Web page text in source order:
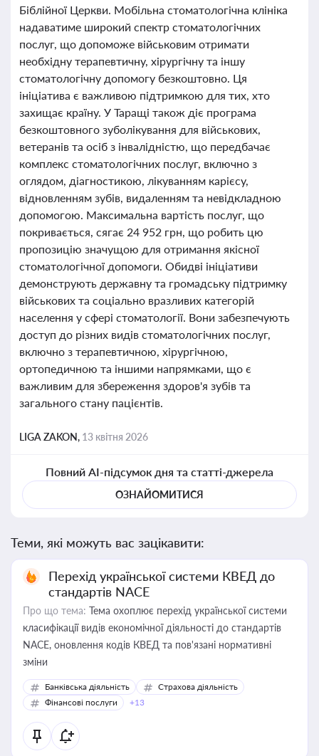
Біблійної Церкви. Мобільна стоматологічна клініка
надаватиме широкий спектр стоматологічних
послуг, що допоможе військовим отримати
необхідну терапевтичну, хірургічну та іншу
стоматологічну допомогу безкоштовно. Ця
ініціатива є важливою підтримкою для тих, хто
захищає країну. У Таращі також діє програма
безкоштовного зуболікування для військових,
ветеранів та осіб з інвалідністю, що передбачає
комплекс стоматологічних послуг, включно з
оглядом, діагностикою, лікуванням карієсу,
відновленням зубів, видаленням та невідкладною
допомогою. Максимальна вартість послуг, що
покривається, сягає 24 952 грн, що робить цю
пропозицію значущою для отримання якісної
стоматологічної допомоги. Обидві ініціативи
демонструють державну та громадську підтримку
військових та соціально вразливих категорій
населення у сфері стоматології. Вони забезпечують
доступ до різних видів стоматологічних послуг,
включно з терапевтичною, хірургічною,
ортопедичною та іншими напрямками, що є
важливим для збереження здоров'я зубів та
загального стану пацієнтів.
LIGA ZAKON, 13 квітня 2026
Повний AI-підсумок дня та статті-джерела
ОЗНАЙОМИТИСЯ
Теми, які можуть вас зацікавити:
Перехід української системи КВЕД до
стандартів NACE
Про що тема: Тема охоплює перехід української системи
класифікації видів економічної діяльності до стандартів
NACE, оновлення кодів КВЕД та пов'язані нормативні
зміни
Банківська діяльність
Страхова діяльність
Фінансові послуги
+13